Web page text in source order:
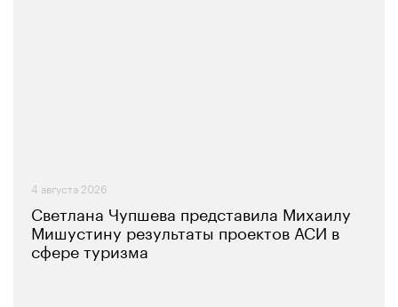
4 августа 2026
Светлана Чупшева представила Михаилу
Мишустину результаты проектов АСИ в
сфере туризма